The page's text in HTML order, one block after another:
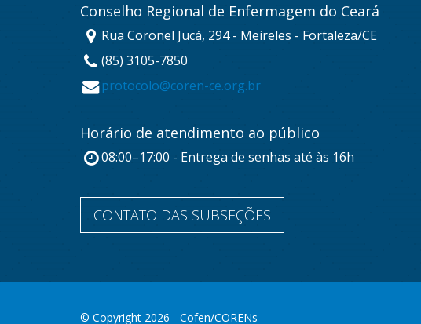
Conselho Regional de Enfermagem do Ceará
Rua Coronel Jucá, 294 - Meireles - Fortaleza/CE
(85) 3105-7850
protocolo@coren-ce.org.br
Horário de atendimento ao público
08:00–17:00 - Entrega de senhas até às 16h
CONTATO DAS SUBSEÇÕES
© Copyright 2026 - Cofen/CORENs